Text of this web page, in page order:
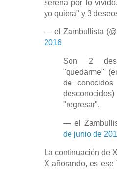
serena por lo
yo quiera" y 3
— el Zambullista
2016
Son 2
"quedarme"
de
"regresar".
— el
de junio de
La continuación de
X añorando, es ese